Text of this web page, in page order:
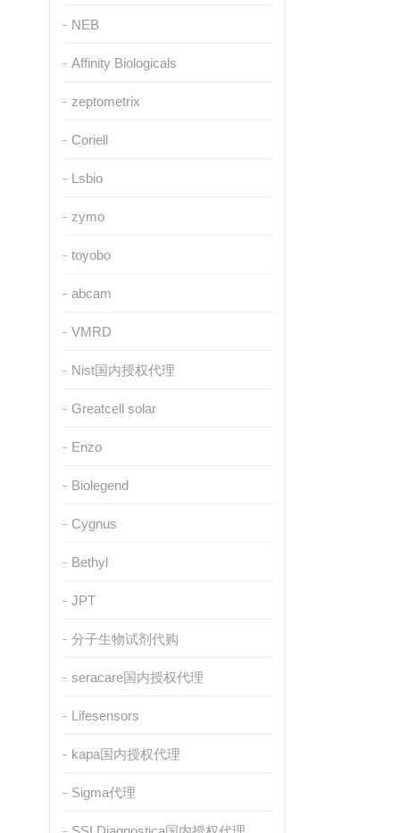
NEB
Affinity Biologicals
zeptometrix
Coriell
Lsbio
zymo
toyobo
abcam
VMRD
Nist国内授权代理
Greatcell solar
Enzo
Biolegend
Cygnus
Bethyl
JPT
分子生物试剂代购
seracare国内授权代理
Lifesensors
kapa国内授权代理
Sigma代理